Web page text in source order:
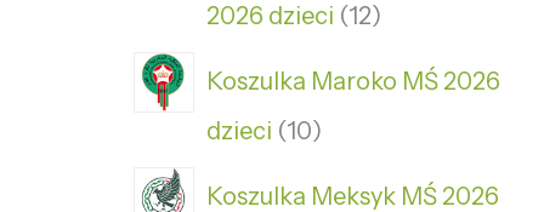
2026 dzieci 12
Koszulka Maroko MŚ 2026
dzieci 10
Koszulka Meksyk MŚ 2026